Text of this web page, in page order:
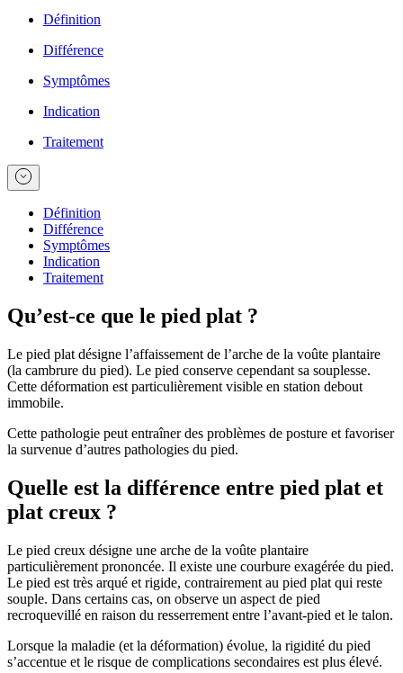
Définition
Différence
Symptômes
Indication
Traitement
Définition
Différence
Symptômes
Indication
Traitement
Qu’est-ce que le pied plat ?
Le pied plat désigne l’affaissement de l’arche de la voûte plantaire
(la cambrure du pied). Le pied conserve cependant sa souplesse.
Cette déformation est particulièrement visible en station debout
immobile.
Cette pathologie peut entraîner des problèmes de posture et favoriser
la survenue d’autres pathologies du pied.
Quelle est la différence entre pied plat et
plat creux ?
Le pied creux désigne une arche de la voûte plantaire
particulièrement prononcée. Il existe une courbure exagérée du pied.
Le pied est très arqué et rigide, contrairement au pied plat qui reste
souple. Dans certains cas, on observe un aspect de pied
recroquevillé en raison du resserrement entre l’avant-pied et le talon.
Lorsque la maladie (et la déformation) évolue, la rigidité du pied
s’accentue et le risque de complications secondaires est plus élevé.